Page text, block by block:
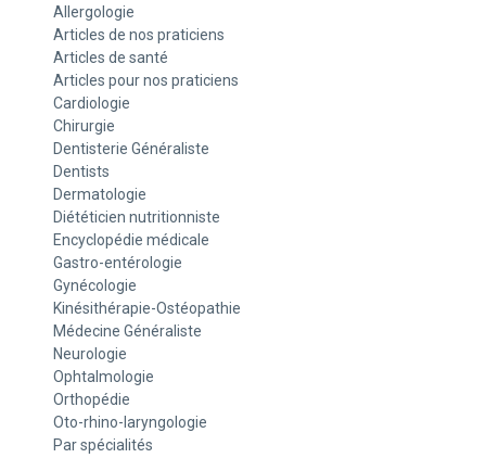
Allergologie
Articles de nos praticiens
Articles de santé
Articles pour nos praticiens
Cardiologie
Chirurgie
Dentisterie Généraliste
Dentists
Dermatologie
Diététicien nutritionniste
Encyclopédie médicale
Gastro-entérologie
Gynécologie
Kinésithérapie-Ostéopathie
Médecine Généraliste
Neurologie
Ophtalmologie
Orthopédie
Oto-rhino-laryngologie
Par spécialités